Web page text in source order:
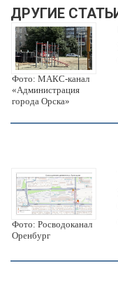
ДРУГИЕ
Фото: МАКС-канал
«Администрация
города Орска»
Фото: Росводоканал
Оренбург